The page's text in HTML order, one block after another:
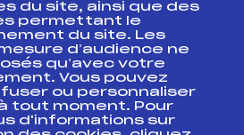
fédéral
Formation, Suivi
du site, ainsi que des
permettant le
du site. Les
d’audience ne
qu’avec votre
Vous pouvez
ou personnaliser
tout moment. Pour
d'informations sur